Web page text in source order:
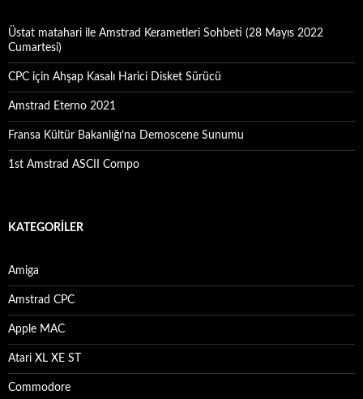
Üstat matahari ile Amstrad Kerametleri Sohbeti (28 Mayıs 2022
Cumartesi)
CPC için Ahşap Kasalı Harici Disket Sürücü
Amstrad Eterno 2021
Fransa Kültür Bakanlığı’na Demoscene Sunumu
1st Amstrad ASCII Compo
KATEGORILER
Amiga
Amstrad CPC
Apple MAC
Atari XL XE ST
Commodore